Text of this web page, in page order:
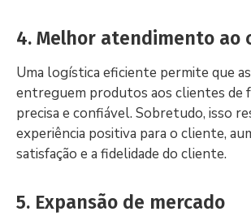
4. Melhor atendimento ao
Uma logística eficiente permite que
entreguem produtos aos clientes de
precisa e confiável. Sobretudo, isso
experiência positiva para o cliente,
satisfação e a fidelidade do cliente.
5. Expansão de mercado